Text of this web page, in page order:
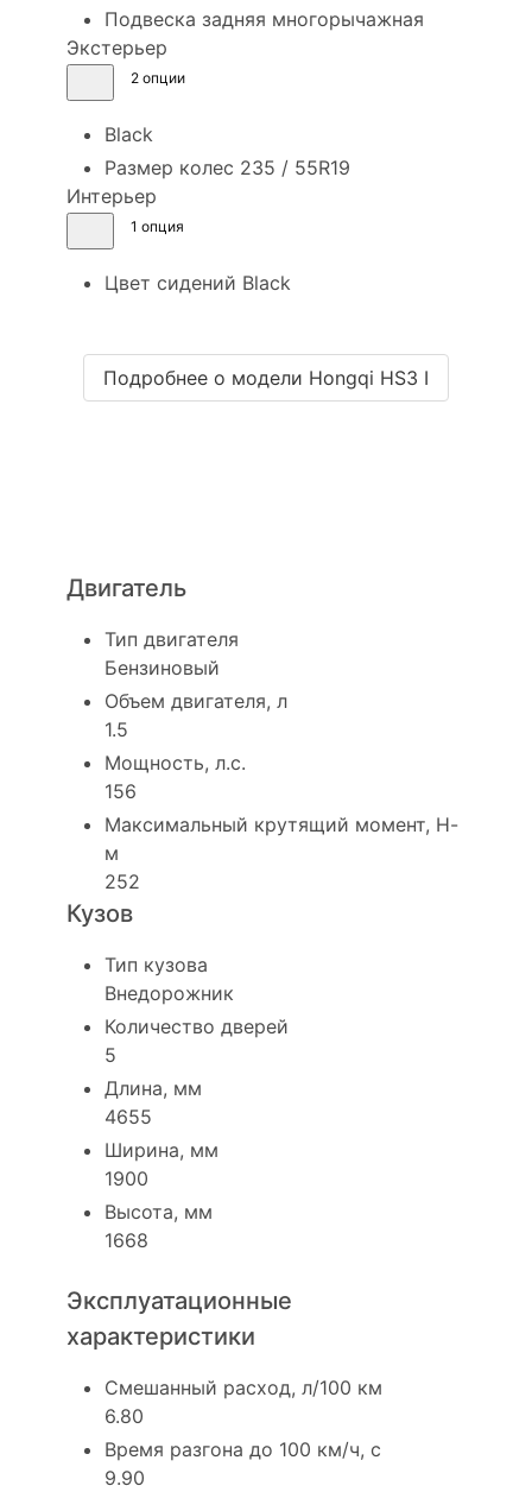
Подвеска задняя многорычажная
Экстерьер
2 опции
Black
Размер колес 235 / 55R19
Интерьер
1 опция
Цвет сидений Black
Подробнее о модели Hongqi HS3 I
Двигатель
Тип двигателя
Бензиновый
Объем двигателя, л
1.5
Мощность, л.с.
156
Максимальный крутящий момент, Н-
м
252
Кузов
Тип кузова
Внедорожник
Количество дверей
5
Длина, мм
4655
Ширина, мм
1900
Высота, мм
1668
Эксплуатационные
характеристики
Смешанный расход, л/100 км
6.80
Время разгона до 100 км/ч, с
9.90